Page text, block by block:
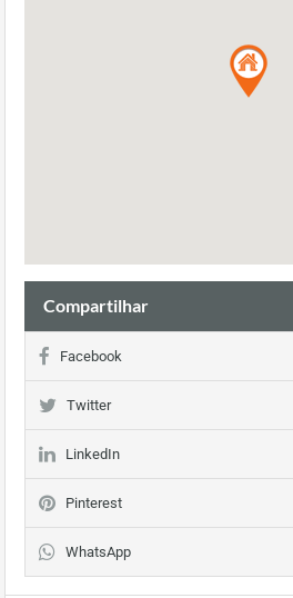
Compartilhar
Facebook
Twitter
LinkedIn
Pinterest
WhatsApp